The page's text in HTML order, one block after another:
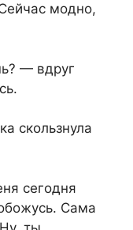
модно,
— вдруг
скользнула
сегодня
Сама